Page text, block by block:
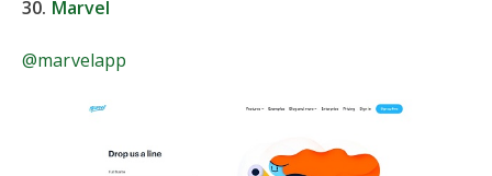
30. Marvel
@marvelapp